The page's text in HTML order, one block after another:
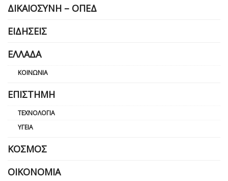
ΔΙΚΑΙΟΣΎΝΗ – ΟΠΕΔ
ΕΙΔΉΣΕΙΣ
ΕΛΛΆΔΑ
ΚΟΙΝΩΝΊΑ
ΕΠΙΣΤΉΜΗ
ΤΕΧΝΟΛΟΓΊΑ
ΥΓΕΊΑ
ΚΌΣΜΟΣ
ΟΙΚΟΝΟΜΊΑ